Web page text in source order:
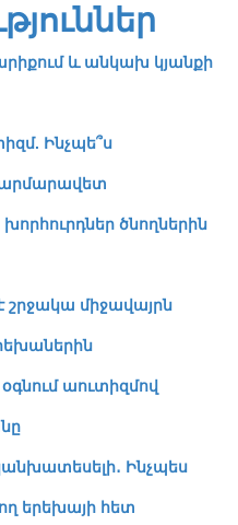
և անկախ կյանքի
Ինչպե՞ս
ծնողներին
շրջակա միջավայրն
օգնում աուտիզմով
Ինչպես
երեխայի հետ